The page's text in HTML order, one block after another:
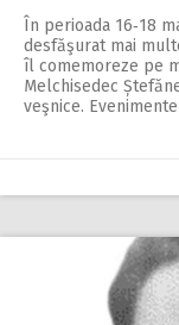
În perioada 16‑18
desfăşurat mai
îl comemoreze pe
Melchisedec
veşnice.